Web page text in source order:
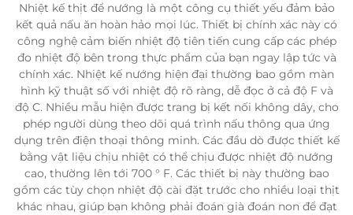
Nhiệt kế thịt để nướng là một công cụ thiết yếu đảm bảo
kết quả nấu ăn hoàn hảo mọi lúc. Thiết bị chính xác này có
công nghệ cảm biến nhiệt độ tiên tiến cung cấp các phép
đo nhiệt độ bên trong thực phẩm của bạn ngay lập tức và
chính xác. Nhiệt kế nướng hiện đại thường bao gồm màn
hình kỹ thuật số với nhiệt độ rõ ràng, dễ đọc ở cả độ F và
độ C. Nhiều mẫu hiện được trang bị kết nối không dây, cho
phép người dùng theo dõi quá trình nấu thông qua ứng
dụng trên điện thoại thông minh. Các đầu dò được thiết kế
bằng vật liệu chịu nhiệt có thể chịu được nhiệt độ nướng
cao, thường lên tới 700 ° F. Các thiết bị này thường bao
gồm các tùy chọn nhiệt độ cài đặt trước cho nhiều loại thịt
khác nhau, giúp bạn không phải đoán già đoán non để đạt